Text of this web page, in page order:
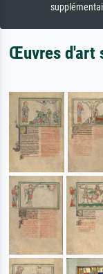
Œuvres d'art